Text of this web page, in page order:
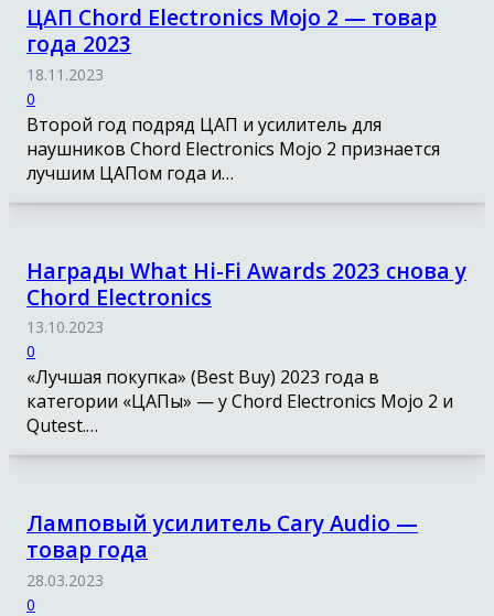
ЦАП Chord Electronics Mojo 2 — товар
года 2023
18.11.2023
0
Второй год подряд ЦАП и усилитель для
наушников Chord Electronics Mojo 2 признается
лучшим ЦАПом года и…
Награды What Hi-Fi Awards 2023 снова у
Chord Electronics
13.10.2023
0
«Лучшая покупка» (Best Buy) 2023 года в
категории «ЦАПы» — у Chord Electronics Mojo 2 и
Qutest.…
Ламповый усилитель Cary Audio —
товар года
28.03.2023
0